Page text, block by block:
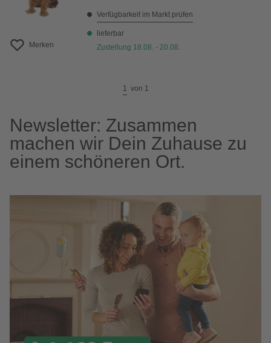
Merken
Verfügbarkeit im Markt prüfen
lieferbar
Zustellung 18.08. - 20.08.
1 von 1
Newsletter: Zusammen
machen wir Dein Zuhause zu
einem schöneren Ort.